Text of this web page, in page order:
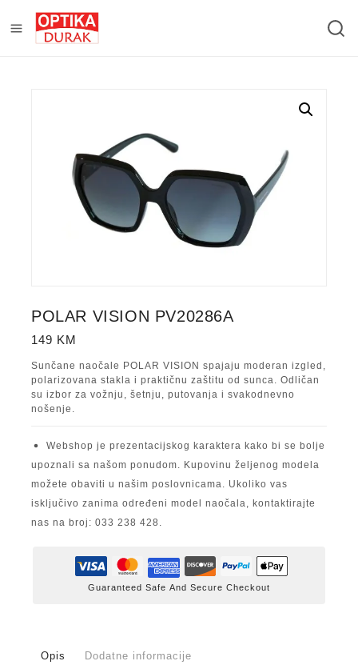
POLAR VISION PV20286A
149 KM
Sunčane naočale POLAR VISION spajaju moderan izgled,
polarizovana stakla i praktičnu zaštitu od sunca. Odličan
su izbor za vožnju, šetnju, putovanja i svakodnevno
nošenje.
Webshop je prezentacijskog karaktera kako bi se bolje
upoznali sa našom ponudom. Kupovinu željenog modela
možete obaviti u našim poslovnicama. Ukoliko vas
isključivo zanima određeni model naočala, kontaktirajte
nas na broj: 033 238 428.
Guaranteed Safe And Secure Checkout
Opis Dodatne informacije